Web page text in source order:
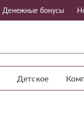
Денежные бонусы
Детское